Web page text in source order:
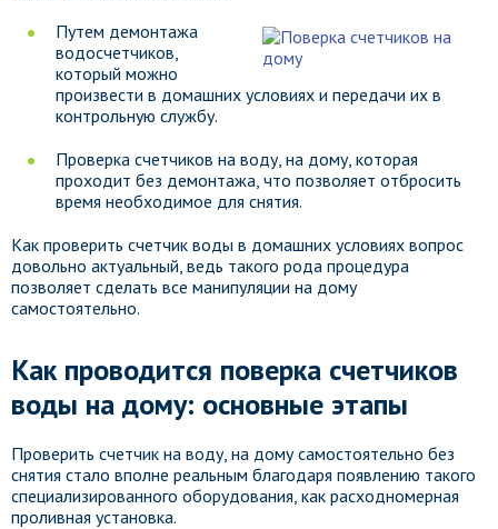
Путем демонтажа
водосчетчиков,
который можно
произвести в домашних условиях и передачи их в
контрольную службу.
Проверка счетчиков на воду, на дому, которая
проходит без демонтажа, что позволяет отбросить
время необходимое для снятия.
Как проверить счетчик воды в домашних условиях вопрос
довольно актуальный, ведь такого рода процедура
позволяет сделать все манипуляции на дому
самостоятельно.
Как проводится поверка счетчиков
воды на дому: основные этапы
Проверить счетчик на воду, на дому самостоятельно без
снятия стало вполне реальным благодаря появлению такого
специализированного оборудования, как расходномерная
проливная установка.